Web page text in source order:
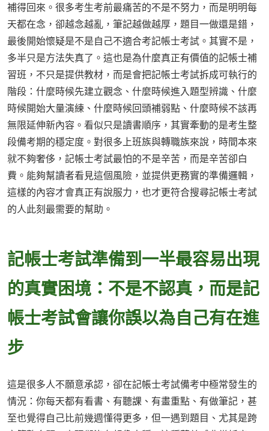
補得回來。很多考生考前最痛苦的不是不努力，而是明明每
天都在念，卻越念越亂，筆記越做越厚，題目一做還是錯，
最後開始懷疑是不是自己不適合考記帳士考試。其實不是，
多半只是方法失真了。這也是為什麼真正有價值的記帳士補
習班，不只是提供教材，而是會把記帳士考試拆成可執行的
階段：什麼時候先建立觀念、什麼時候進入題型辨識、什麼
時候開始大量演練、什麼時候回頭補弱點、什麼時候不該再
無限延伸新內容。看似只是讀書順序，其實牽動的是考生整
段備考期的穩定度。對很多上班族與轉職族來說，時間本來
就不夠奢侈，記帳士考試最怕的不是辛苦，而是辛苦卻白
費。能夠幫讀者看見這個風險，並提供更務實的準備邏輯，
這樣的內容才會真正有說服力，也才更符合搜尋記帳士考試
的人此刻最需要的幫助。
記帳士考試準備到一半最容易出現
的真實困境：不是不認真，而是記
帳士考試會讓你誤以為自己有在進
步
這是很多人不願意承認，卻在記帳士考試備考中極常發生的
情況：你每天都有看書、有聽課、有畫重點、有做筆記，甚
至也覺得自己比前幾週懂得更多，但一遇到題目、尤其是跨